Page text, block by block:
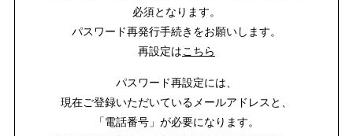
必須となります。
パスワード再発行手続きをお願いします。
再設定はこちら
パスワード再設定には、
現在ご登録いただいているメールアドレスと、
「電話番号」が必要になります。